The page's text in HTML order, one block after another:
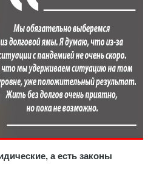
а есть законы